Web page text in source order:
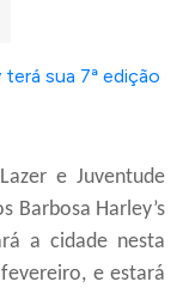
e Juventude
Barbosa Harley’s
a cidade nesta
e estará